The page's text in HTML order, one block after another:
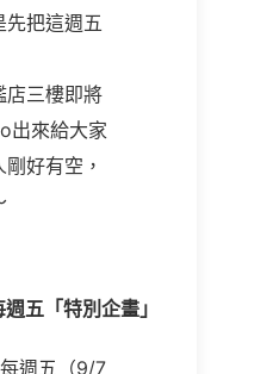
先把這週五
店三樓即將
出來給大家
好有空，
五「特別企畫」
週五（9/7